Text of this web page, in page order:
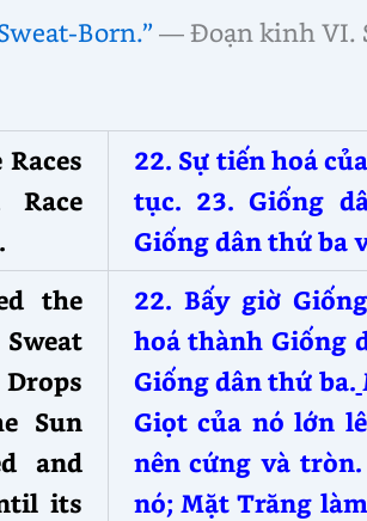
Born.” — Đoạn kinh VI.
Race
22. Sự tiến hoá
tục. 23. Giống
Giống dân thứ ba
the
Sun
and
its
22. Bấy giờ
hoá thành Giống
Giống dân thứ ba.
Giọt của nó lớn
nên cứng và
nó; Mặt Trăng